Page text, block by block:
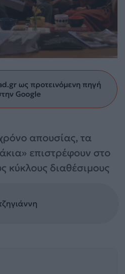
ως προτεινόμενη πηγή
Google
απουσίας, τα
επιστρέφουν στο
κύκλους διαθέσιμους